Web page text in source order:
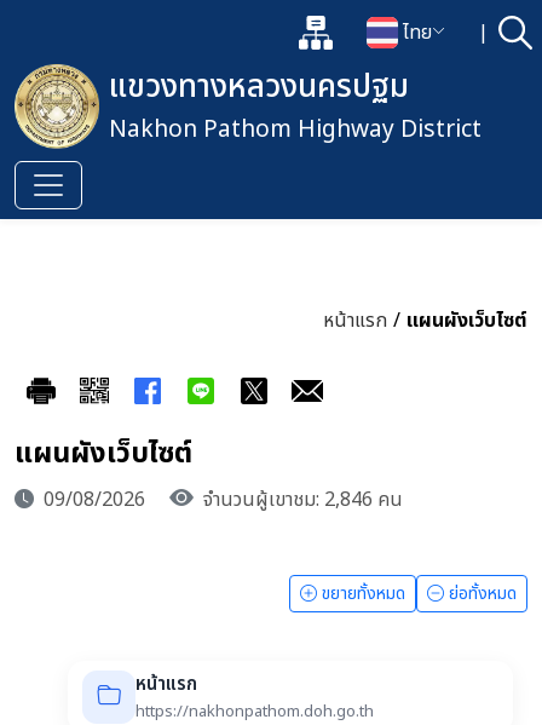
แผนผังเว็บไซต์
เปลี่ยนภาษา
ไทย | ค้
เปิดกล่องค้นหาข้อมูลหลักของเ
แขวงทางหลวงนครปฐม
Nakhon Pathom Highway District
หน้าแรก / แผนผังเว็บไซต์
แผนผังเว็บไซต์
09/08/2026 จำนวนผู้เขาชม: 2,846 คน
ขยายทั้งหมด ย่อทั้งหมด
หน้าแรก
https://nakhonpathom.doh.go.th